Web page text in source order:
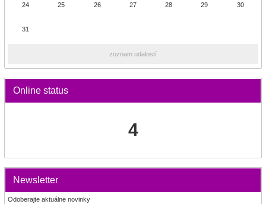
24 25 26 27 28 29 30
31
zoznam udalostí
Online status
4
Newsletter
Odoberajte aktuálne novinky